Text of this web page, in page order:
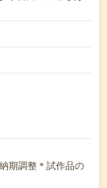
期調整＊試作品の